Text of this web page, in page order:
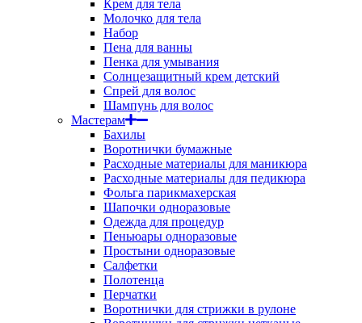
Крем для тела
Молочко для тела
Набор
Пена для ванны
Пенка для умывания
Солнцезащитный крем детский
Спрей для волос
Шампунь для волос
Мастерам
Бахилы
Воротнички бумажные
Расходные материалы для маникюра
Расходные материалы для педикюра
Фольга парикмахерская
Шапочки одноразовые
Одежда для процедур
Пеньюары одноразовые
Простыни одноразовые
Салфетки
Полотенца
Перчатки
Воротнички для стрижки в рулоне